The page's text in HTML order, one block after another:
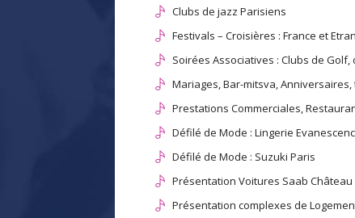
Clubs de jazz Parisiens
Festivals – Croisières : France et
Soirées Associatives : Clubs de
Mariages, Bar-mitsva,
Prestations Commerciales,
Défilé de Mode : Lingerie
Défilé de Mode : Suzuki Paris
Présentation Voitures Saab
Présentation complexes de